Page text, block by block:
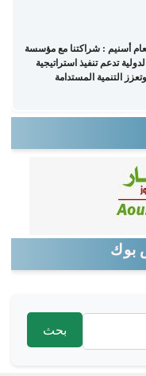
أسنيم : شراكتنا مع مؤسسة
تدعم تنفيذ استراتيجية
التنمية المستدامة
بوك